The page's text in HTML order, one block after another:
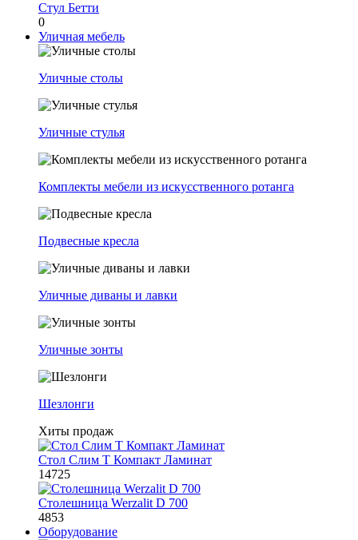
Стул Бетти
0
Уличная мебель
Уличные столы
Уличные стулья
Комплекты мебели из искусственного ротанга
Подвесные кресла
Уличные диваны и лавки
Уличные зонты
Шезлонги
Хиты продаж
Стол Слим Т Компакт Ламинат
14725
Столешница Werzalit D 700
4853
Оборудование